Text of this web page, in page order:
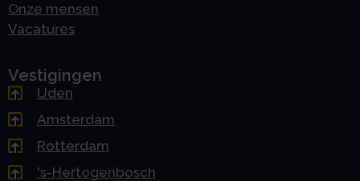
Onze mensen
Vacatures
Vestigingen
Uden
Amsterdam
Rotterdam
's-Hertogenbosch